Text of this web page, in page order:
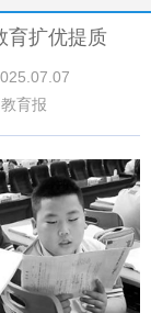
育扩优提质
育报